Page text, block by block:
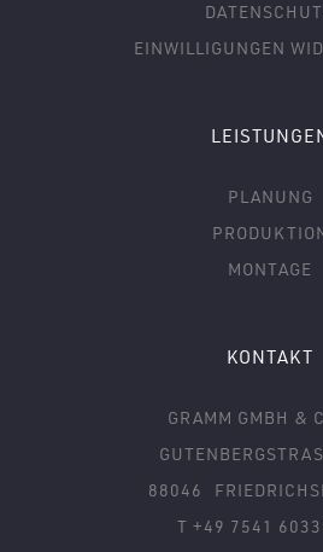
EINWILLIGUNGEN
PLANUNG
MONTAGE
KONTAKT
GRAMM GMBH &
88046
T +49 7541